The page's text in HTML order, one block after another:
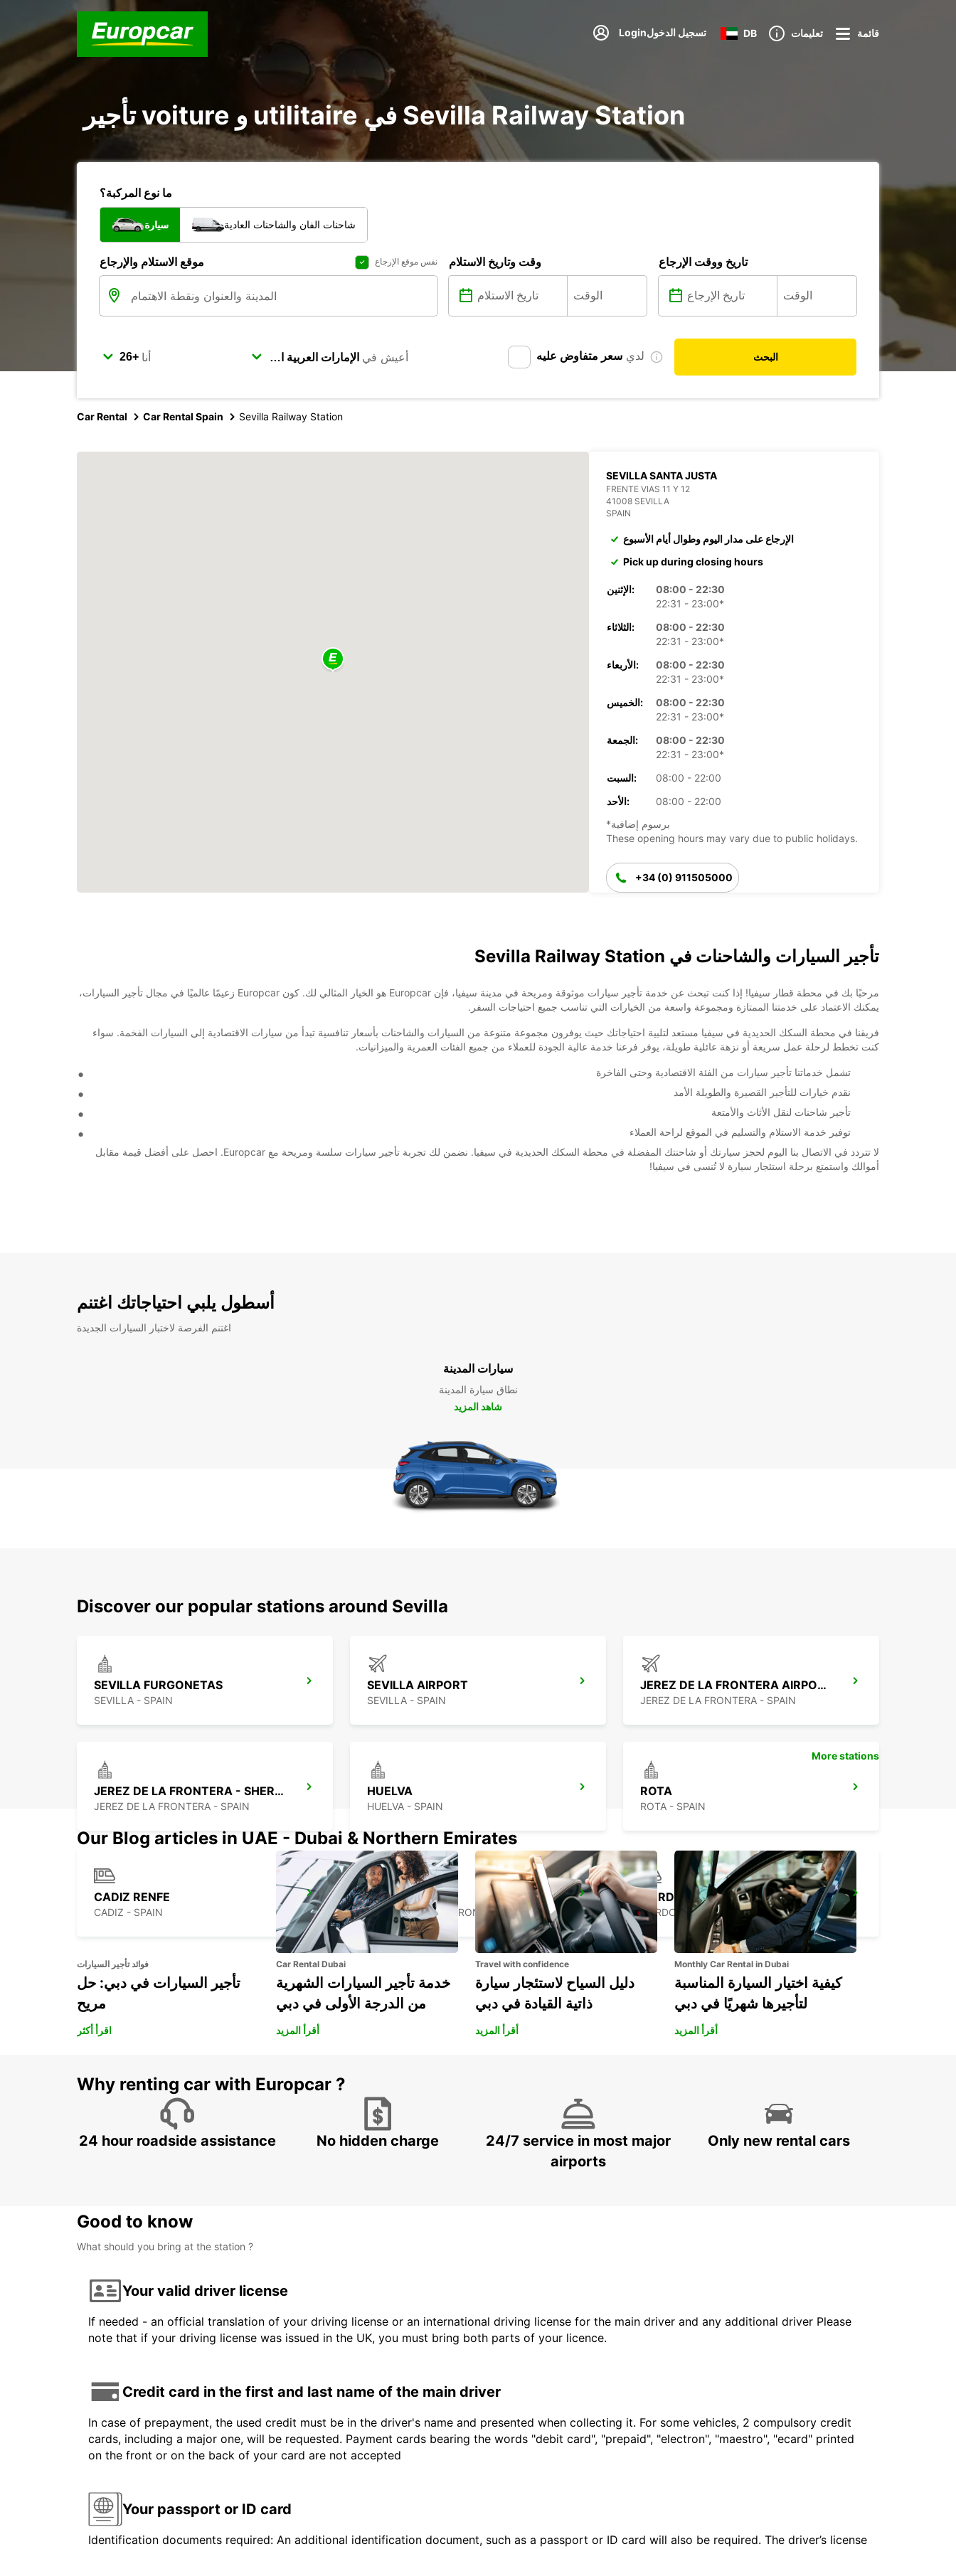
Loginتسجيل الدخول DB تعليمات قائمة
تأجير voiture و utilitaire في Sevilla Railway Station
ما نوع المركبة؟
سيارة شاحنات الفان والشاحنات العادية
موقع الاستلام والإرجاع نفس موقع الإرجاع وقت وتاريخ الاستلام تاريخ ووقت الإرجاع
أنا أعيش في لدي سعر متفاوض عليه البحث
Car Rental Car Rental Spain Sevilla Railway Station
SEVILLA SANTA JUSTA
FRENTE VIAS 11 Y 12
41008 SEVILLA
SPAIN
الإرجاع على مدار اليوم وطوال أيام الأسبوع
Pick up during closing hours
الإثنين:
08:00 - 22:30
22:31 - 23:00*
الثلاثاء:
08:00 - 22:30
22:31 - 23:00*
الأربعاء:
08:00 - 22:30
22:31 - 23:00*
الخميس:
08:00 - 22:30
22:31 - 23:00*
الجمعة:
08:00 - 22:30
22:31 - 23:00*
السبت:
08:00 - 22:00
الأحد:
08:00 - 22:00
*برسوم إضافية
These opening hours may vary due to public holidays.
+34 (0) 911505000
تأجير السيارات والشاحنات في Sevilla Railway Station
مرحبًا بك في محطة قطار سيفيا! إذا كنت تبحث عن خدمة تأجير سيارات موثوقة ومريحة في مدينة سيفيا، فإن Europcar هو الخيار المثالي لك. كون Europcar زعيمًا عالميًا في مجال تأجير السيارات،
يمكنك الاعتماد على خدمتنا الممتازة ومجموعة واسعة من الخيارات التي تناسب جميع احتياجات السفر.
فريقنا في محطة السكك الحديدية في سيفيا مستعد لتلبية احتياجاتك حيث يوفرون مجموعة متنوعة من السيارات والشاحنات بأسعار تنافسية تبدأ من سيارات الاقتصادية إلى السيارات الفخمة. سواء
كنت تخطط لرحلة عمل سريعة أو نزهة عائلية طويلة، يوفر فرعنا خدمة عالية الجودة للعملاء من جميع الفئات العمرية والميزانيات.
تشمل خدماتنا تأجير سيارات من الفئة الاقتصادية وحتى الفاخرة
نقدم خيارات للتأجير القصيرة والطويلة الأمد
تأجير شاحنات لنقل الأثاث والأمتعة
توفير خدمة الاستلام والتسليم في الموقع لراحة العملاء
لا تتردد في الاتصال بنا اليوم لحجز سيارتك أو شاحنتك المفضلة في محطة السكك الحديدية في سيفيا. نضمن لك تجربة تأجير سيارات سلسة ومريحة مع Europcar. احصل على أفضل قيمة مقابل
أموالك واستمتع برحلة استئجار سيارة لا تُنسى في سيفيا!
أسطول يلبي احتياجاتك اغتنم
اغتنم الفرصة لاختبار السيارات الجديدة
سيارات المدينة
نطاق سيارة المدينة
شاهد المزيد
Discover our popular stations around Sevilla
SEVILLA FURGONETAS
SEVILLA - SPAIN
SEVILLA AIRPORT
SEVILLA - SPAIN
JEREZ DE LA FRONTERA AIRPORT
JEREZ DE LA FRONTERA - SPAIN
JEREZ DE LA FRONTERA - SHERRY PARK
JEREZ DE LA FRONTERA - SPAIN
HUELVA
HUELVA - SPAIN
ROTA
ROTA - SPAIN
CADIZ RENFE
CADIZ - SPAIN
CHICLANA
CHICLANA DE LA FRONTERA - SPAIN
CORDOBA
CORDOBA - SPAIN
More stations
Our Blog articles in UAE - Dubai & Northern Emirates
فوائد تأجير السيارات
تأجير السيارات في دبي: حل
مريح
اقرأ أكثر
Car Rental Dubai
خدمة تأجير السيارات الشهرية
من الدرجة الأولى في دبي
أقرأ المزيد
Travel with confidence
دليل السياح لاستئجار سيارة
ذاتية القيادة في دبي
أقرأ المزيد
Monthly Car Rental in Dubai
كيفية اختيار السيارة المناسبة
لتأجيرها شهريًا في دبي
أقرأ المزيد
Why renting car with Europcar ?
24 hour roadside assistance No hidden charge
24/7 service in most major
airports
Only new rental cars
Good to know
What should you bring at the station ?
Your valid driver license
If needed - an official translation of your driving license or an international driving license for the main driver and any additional driver Please
note that if your driving license was issued in the UK, you must bring both parts of your licence.
Credit card in the first and last name of the main driver
In case of prepayment, the used credit must be in the driver's name and presented when collecting it. For some vehicles, 2 compulsory credit
cards, including a major one, will be requested. Payment cards bearing the words "debit card", "prepaid", "electron", "maestro", "ecard" printed
on the front or on the back of your card are not accepted
Your passport or ID card
Identification documents required: An additional identification document, such as a passport or ID card will also be required. The driver’s license